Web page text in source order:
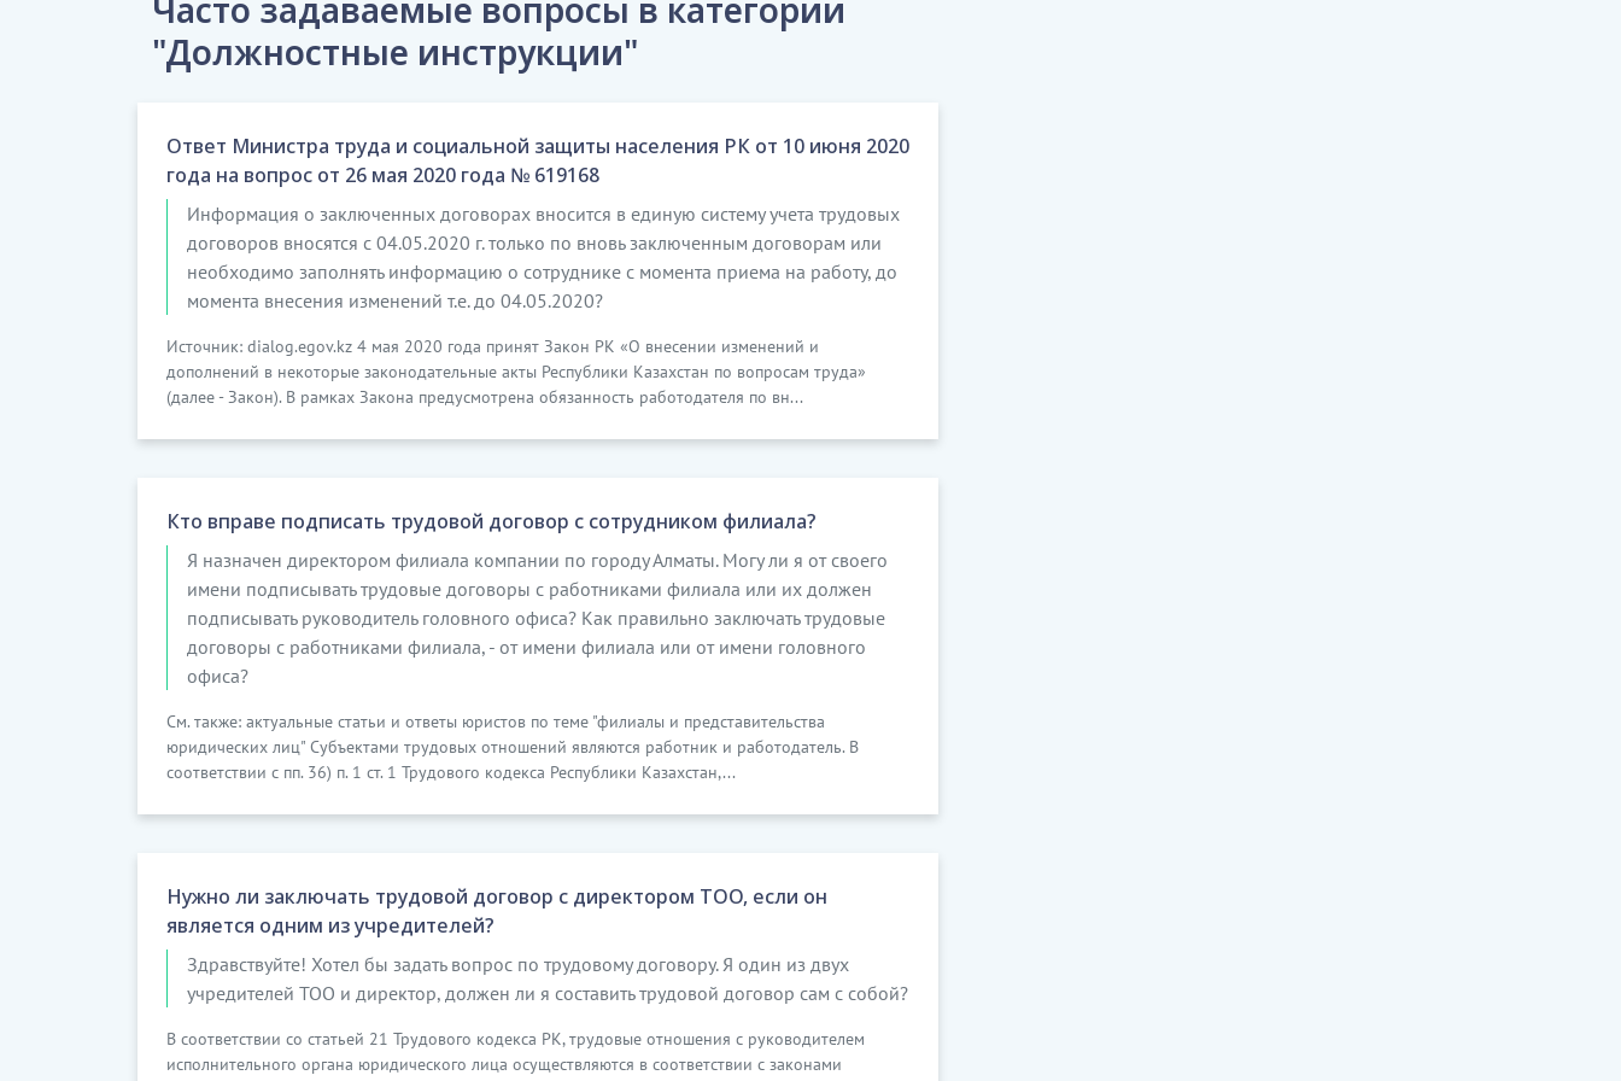
..........
..........
8) работа с персоналом:
...........
1) добросовестно выполнять свои должностные обязанности (трудовую функцию) в
соответствии с трудовым договором и настоящей должностной инструкцией;
..........
…………………………
[Скрытый текст. Полная версия доступна после скачивания]
12. Работник имеет право:
1) представлять интересы Работодателя во взаимоотношениях с работниками и
6. ОТВЕТСТВЕННОСТЬ
14. Работник несет персональную ответственность за допущенные им нарушения
1) не выполнение и/или ненадлежащее выполнение своих должностных
Часто задаваемые вопросы в категории
"Должностные инструкции"
Ответ Министра труда и социальной защиты населения РК от 10 июня 2020
года на вопрос от 26 мая 2020 года № 619168
Информация о заключенных договорах вносится в единую систему учета трудовых
договоров вносятся с 04.05.2020 г. только по вновь заключенным договорам или
необходимо заполнять информацию о сотруднике с момента приема на работу, до
момента внесения изменений т.е. до 04.05.2020?
Источник: dialog.egov.kz 4 мая 2020 года принят Закон РК «О внесении изменений и
дополнений в некоторые законодательные акты Республики Казахстан по вопросам труда»
(далее - Закон). В рамках Закона предусмотрена обязанность работодателя по вн...
Кто вправе подписать трудовой договор с сотрудником филиала?
Я назначен директором филиала компании по городу Алматы. Могу ли я от своего
имени подписывать трудовые договоры с работниками филиала или их должен
подписывать руководитель головного офиса? Как правильно заключать трудовые
договоры с работниками филиала, - от имени филиала или от имени головного
офиса?
См. также: актуальные статьи и ответы юристов по теме "филиалы и представительства
юридических лиц" Субъектами трудовых отношений являются работник и работодатель. В
соответствии с пп. 36) п. 1 ст. 1 Трудового кодекса Республики Казахстан,...
Нужно ли заключать трудовой договор с директором ТОО, если он
является одним из учредителей?
Здравствуйте! Хотел бы задать вопрос по трудовому договору. Я один из двух
учредителей ТОО и директор, должен ли я составить трудовой договор сам с собой?
В соответствии со статьей 21 Трудового кодекса РК, трудовые отношения с руководителем
исполнительного органа юридического лица осуществляются в соответствии с законами